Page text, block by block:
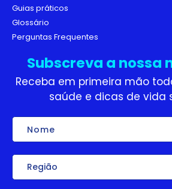
Guias práticos
Glossário
Perguntas Frequentes
Subscreva a nossa
Receba em primeira mão
saúde e dicas de vida
Nome
Região